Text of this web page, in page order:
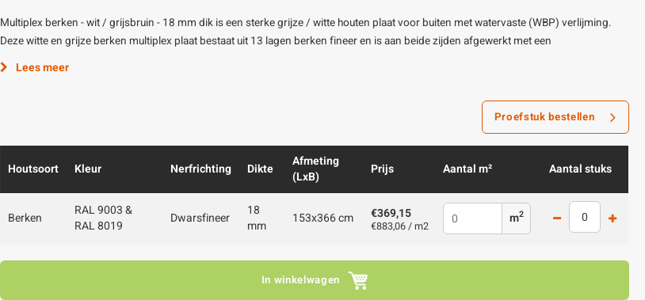
Alle poten & onderstellen
Multiplex berken - wit / grijsbruin - 18 mm dik is een sterke grijze / witte houten plaat voor buiten met watervaste (WBP) verlijming.
Deze witte en grijze berken multiplex plaat bestaat uit 13 lagen berken fineer en is aan beide zijden afgewerkt met een
Lees meer
Proefstuk bestellen
Houtsoort Kleur Nerfrichting Dikte
Afmeting
(LxB)
Prijs Aantal m² Aantal stuks
Berken
RAL 9003 &
RAL 8019
Dwarsfineer
18
mm
153x366 cm €369,15
€883,06 / m2 m2
In winkelwagen